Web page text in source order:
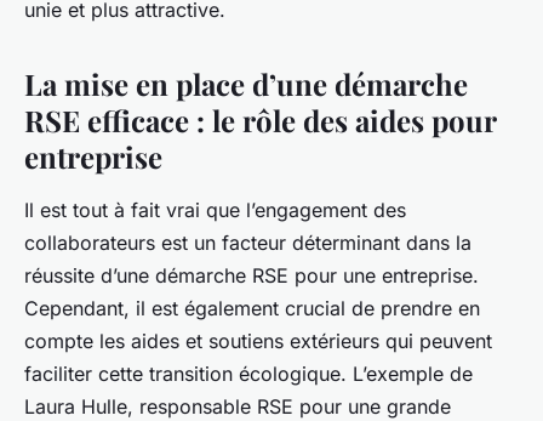
unie et plus attractive.
La mise en place d’une démarche
RSE efficace : le rôle des aides pour
entreprise
Il est tout à fait vrai que l’engagement des
collaborateurs est un facteur déterminant dans la
réussite d’une démarche RSE pour une entreprise.
Cependant, il est également crucial de prendre en
compte les aides et soutiens extérieurs qui peuvent
faciliter cette transition écologique. L’exemple de
Laura Hulle, responsable RSE pour une grande